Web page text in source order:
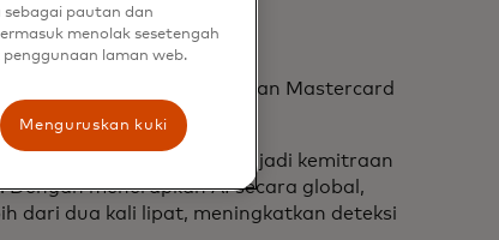
dunia, telah memanfaatkan Mastercard
uang.
telah berkembang menjadi kemitraan
menerapkan AI secara global,
dari dua kali lipat, meningkatkan deteksi
pautan dan
menolak sesetengah
laman web.
Menguruskan kuki